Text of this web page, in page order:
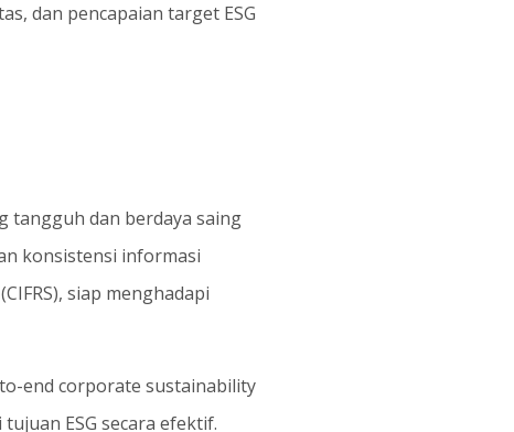
dan pencapaian target ESG
tangguh dan berdaya saing
konsistensi informasi
siap menghadapi
end corporate sustainability
ESG secara efektif.